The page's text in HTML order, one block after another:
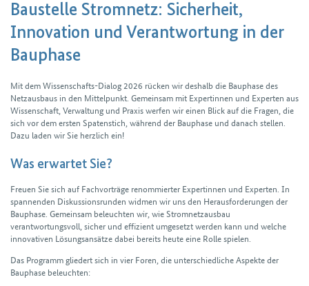
Baustelle Stromnetz: Sicherheit,
Innovation und Verantwortung in der
Bauphase
Mit dem Wissenschafts-Dialog 2026 rücken wir deshalb die Bauphase des
Netzausbaus in den Mittelpunkt. Gemeinsam mit Expertinnen und Experten aus
Wissenschaft, Verwaltung und Praxis werfen wir einen Blick auf die Fragen, die
sich vor dem ersten Spatenstich, während der Bauphase und danach stellen.
Dazu laden wir Sie herzlich ein!
Was erwartet Sie?
Freuen Sie sich auf Fachvorträge renommierter Expertinnen und Experten. In
spannenden Diskussionsrunden widmen wir uns den Herausforderungen der
Bauphase. Gemeinsam beleuchten wir, wie Stromnetzausbau
verantwortungsvoll, sicher und effizient umgesetzt werden kann und welche
innovativen Lösungsansätze dabei bereits heute eine Rolle spielen.
Das Programm gliedert sich in vier Foren, die unterschiedliche Aspekte der
Bauphase beleuchten: